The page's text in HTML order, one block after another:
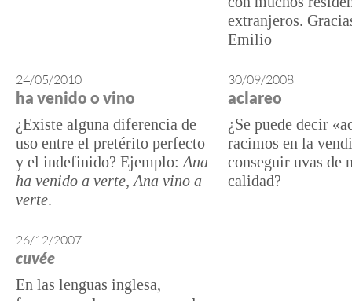
extranjeros.
Emilio
24/05/2010
ha venido o vino
¿Existe alguna diferencia de
uso entre el pretérito perfecto
y el indefinido? Ejemplo: Ana
ha venido a verte, Ana vino a
verte.
30/09/2008
aclareo
¿Se puede decir
racimos en la
conseguir uvas de
calidad?
26/12/2007
cuvée
En las lenguas inglesa,